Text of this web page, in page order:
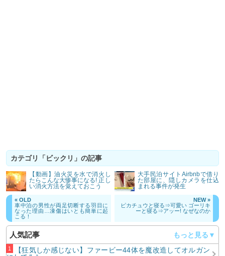
カテゴリ「ビックリ」の記事
【動画】油火災を水で消火し
たらこんな大惨事になる! 正し
い消火方法を覚えておこう
大手民泊サイトAirbnbで借り
た部屋に、隠しカメラを仕込
まれる事件が発生
« OLD
車中泊の男性が両足切断する羽目に
なった理由…凍傷はいとも簡単に起
こる！
NEW »
ピカチュウと寝る⇒可愛い ゴーリキ
ーと寝る⇒アッー! なぜなのか
人気記事
【狂気しか感じない】ファービー44体を魔改造してオルガン